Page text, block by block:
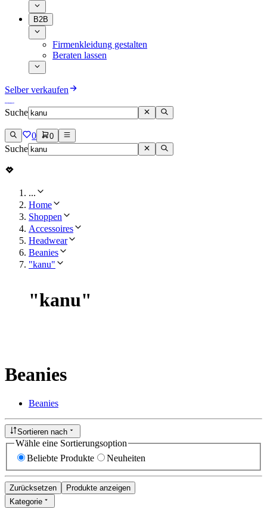
B2B
Firmenkleidung gestalten
Beraten lassen
Selber verkaufen
Suche
0 0
Suche
...
Home
Shoppen
Accessoires
Headwear
Beanies
"kanu"
"kanu"
Beanies
Beanies
Sortieren nach
Wähle eine Sortierungsoption
Beliebte Produkte
Neuheiten
Zurücksetzen
Produkte anzeigen
Kategorie